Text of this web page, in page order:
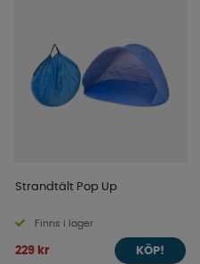
Strandtält Pop Up
Finns i lager
229 kr KÖP!